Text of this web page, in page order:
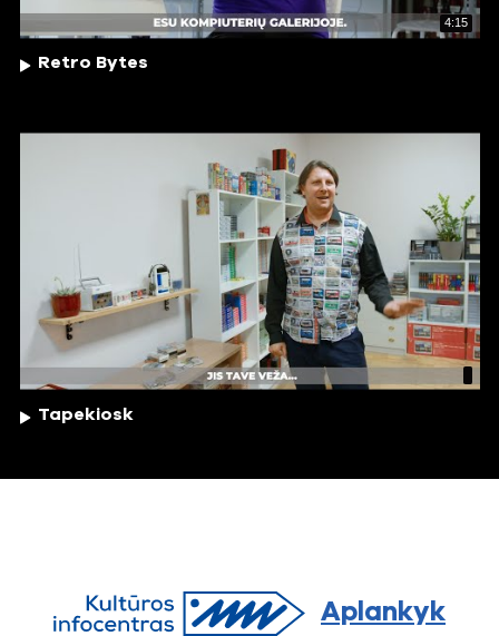
4:15
Retro Bytes
Tapekiosk
Aplankyk